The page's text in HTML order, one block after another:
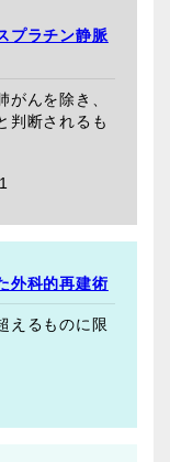
プラチン静脈
んを除き、
判断されるも
外科的再建術
えるものに限